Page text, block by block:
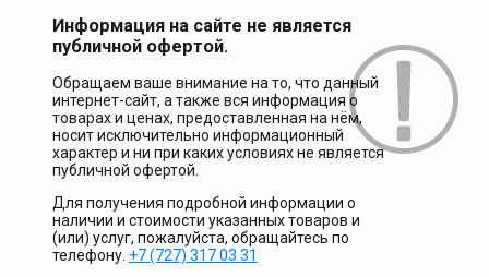
Информация на сайте не является
публичной офертой.
Обращаем ваше внимание на то, что данный
интернет-сайт, а также вся информация о
товарах и ценах, предоставленная на нём,
носит исключительно информационный
характер и ни при каких условиях не является
публичной офертой.
Для получения подробной информации о
наличии и стоимости указанных товаров и
(или) услуг, пожалуйста, обращайтесь по
телефону. +7 (727) 317 03 31